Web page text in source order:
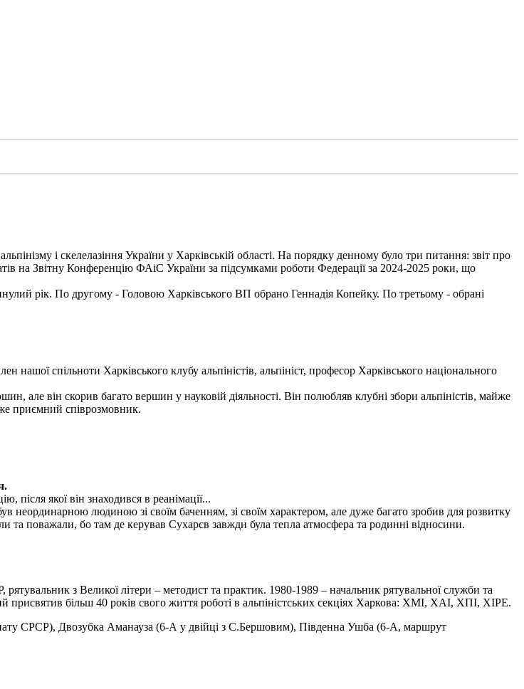
і скелелазіння України у Харківській області. На порядку денному було три питання: звіт про
на Звітну Конференцію ФАіС України за підсумками роботи Федерації за 2024-2025 роки, що
рік. По другому - Головою Харківського ВП обрано Геннадія Копейку. По третьому - обрані
спільноти Харківського клубу альпіністів, альпініст, професор Харківського національного
але він скорив багато вершин у науковій діяльності. Він полюбляв клубні збори альпіністів, майже
приємний співрозмовник.
якої він знаходився в реанімації...
неординарною людиною зі своїм баченням, зі своїм характером, але дуже багато зробив для розвитку
та поважали, бо там де керував Сухарєв завжди була тепла атмосфера та родинні відносини.
рятувальник з Великої літери – методист та практик. 1980-1989 – начальник рятувальної служби та
більш 40 років свого життя роботі в альпіністських секціях Харкова: ХМІ, ХАІ, ХПІ, ХІРЕ.
СРСР), Двозубка Аманауза (6-А у двійці з С.Бершовим), Південна Ушба (6-А, маршрут